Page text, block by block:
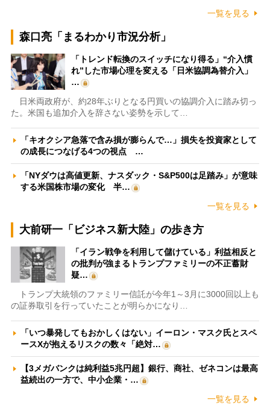
一覧を見る
森口亮「まるわかり市況分析」
「トレンド転換のスイッチになり得る」“介入慣
れ”した市場心理を変える「日米協調為替介入」
…
日米両政府が、約28年ぶりとなる円買いの協調介入に踏み切っ
た。米国も追加介入を辞さない姿勢を示して…
「キオクシア急落で含み損が膨らんで…」損失を投資家として
の成長につなげる4つの視点 …
「NYダウは高値更新、ナスダック・S&P500は足踏み」が意味
する米国株市場の変化 半…
一覧を見る
大前研一「ビジネス新大陸」の歩き方
「イラン戦争を利用して儲けている」利益相反と
の批判が強まるトランプファミリーの不正蓄財
疑…
トランプ大統領のファミリー信託が今年1～3月に3000回以上も
の証券取引を行っていたことが明らかになり…
「いつ暴発してもおかしくはない」イーロン・マスク氏とスペ
ースXが抱えるリスクの数々「絶対…
【3メガバンクは純利益5兆円超】銀行、商社、ゼネコンは最高
益続出の一方で、中小企業・…
一覧を見る